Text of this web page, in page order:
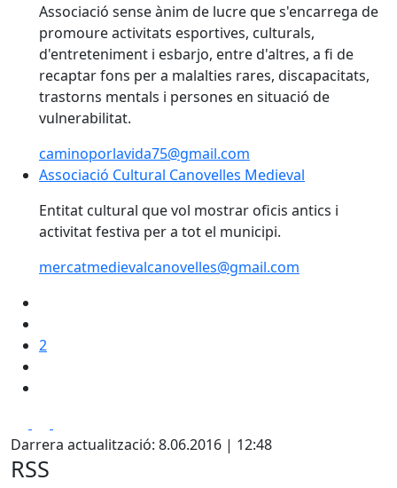
Associació sense ànim de lucre que s'encarrega de
promoure activitats esportives, culturals,
d'entreteniment i esbarjo, entre d'altres, a fi de
recaptar fons per a malalties rares, discapacitats,
trastorns mentals i persones en situació de
vulnerabilitat.
caminoporlavida75@gmail.com
Associació Cultural Canovelles Medieval
Associació Cultural Canovelles Medieval
Entitat cultural que vol mostrar oficis antics i
activitat festiva per a tot el municipi.
mercatmedievalcanovelles@gmail.com
2
Darrera actualització: 8.06.2016 | 12:48
RSS